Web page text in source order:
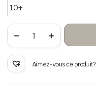
10+
Fil
cuivre
enveloppé
pierre
Aimez-vous ce